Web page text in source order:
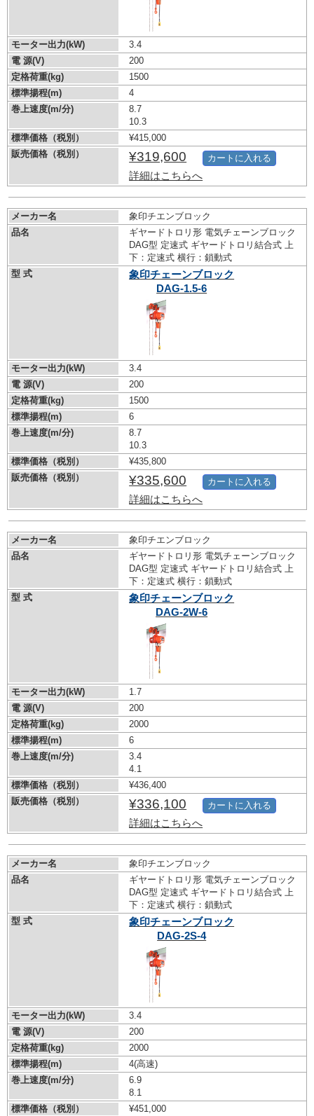
モーター出力(kW)
3.4
電 源(V)
200
定格荷重(kg)
1500
標準揚程(m)
4
巻上速度(m/分)
8.7
10.3
標準価格（税別）
¥415,000
販売価格（税別）
¥319,600
詳細はこちらへ
カートに入れる
メーカー名
象印チエンブロック
品名
ギヤードトロリ形 電気チェーンブロック
DAG型 定速式 ギヤードトロリ結合式 上
下：定速式 横行：鎖動式
型 式
象印チェーンブロック
DAG-1.5-6
モーター出力(kW)
3.4
電 源(V)
200
定格荷重(kg)
1500
標準揚程(m)
6
巻上速度(m/分)
8.7
10.3
標準価格（税別）
¥435,800
販売価格（税別）
¥335,600
詳細はこちらへ
カートに入れる
メーカー名
象印チエンブロック
品名
ギヤードトロリ形 電気チェーンブロック
DAG型 定速式 ギヤードトロリ結合式 上
下：定速式 横行：鎖動式
型 式
象印チェーンブロック
DAG-2W-6
モーター出力(kW)
1.7
電 源(V)
200
定格荷重(kg)
2000
標準揚程(m)
6
巻上速度(m/分)
3.4
4.1
標準価格（税別）
¥436,400
販売価格（税別）
¥336,100
詳細はこちらへ
カートに入れる
メーカー名
象印チエンブロック
品名
ギヤードトロリ形 電気チェーンブロック
DAG型 定速式 ギヤードトロリ結合式 上
下：定速式 横行：鎖動式
型 式
象印チェーンブロック
DAG-2S-4
モーター出力(kW)
3.4
電 源(V)
200
定格荷重(kg)
2000
標準揚程(m)
4(高速)
巻上速度(m/分)
6.9
8.1
標準価格（税別）
¥451,000